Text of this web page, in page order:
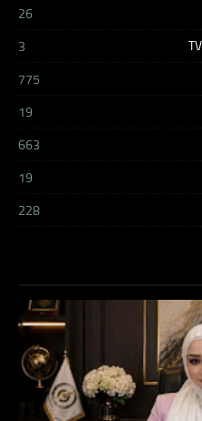
26
3
775
19
663
19
228